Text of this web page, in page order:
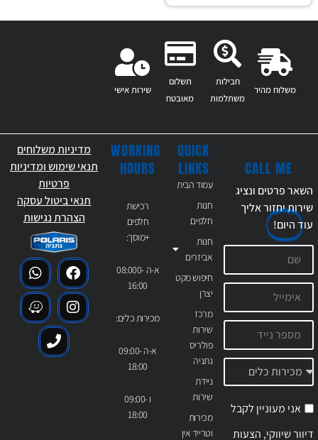
משלוח מהיר
חבילות
משתלמות
תשלום
מאובטח
שירות אישי
QUICK
LINKS
עמוד הבית
חנות
חלפים
חנות
אביזרים
חיפוש מקט
יצרן
מרכז
שירות
פולריס
נתניה
ניידת
שירות
מכירות
וטרייד אין
WORKING
HOURS
רכישת
חלפים
+מוסך:
א-ה 08:000-
16:00
מכירות כלים:
א-ה 09:00-
18:00
ו 09:00-
18:00
CALL ME
השאר פרטים ונציג
שירות יחזור אליך
עודהיום!
אני מעוניין לקבל
דיוור שיווקי, הצעות
מדיניות משלוחים
תנאי שימוש ומדיניות
פרטיות
תנאי ביטול עסקה
הצהרת נגישות